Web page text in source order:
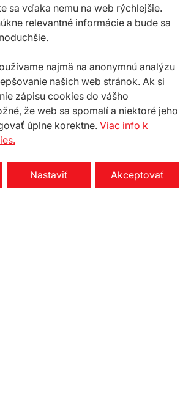
sa vďaka nemu na web rýchlejšie.
relevantné informácie a bude sa
najmä na anonymnú analýzu
našich web stránok. Ak si
zápisu cookies do vášho
že web sa spomalí a niektoré jeho
úplne korektne. Viac info k
Nastaviť Akceptovať